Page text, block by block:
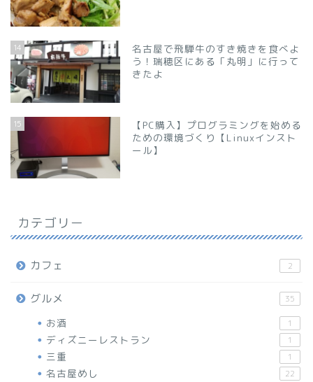
14
名古屋で飛騨牛のすき焼きを食べよ
う！瑞穂区にある「丸明」に行って
きたよ
15
【PC購入】プログラミングを始める
ための環境づくり【Linuxインスト
ール】
カテゴリー
カフェ 2
グルメ 35
お酒 1
ディズニーレストラン 1
三重 1
名古屋めし 22